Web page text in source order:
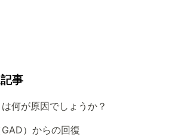
事
何が原因でしょうか？
）からの回復